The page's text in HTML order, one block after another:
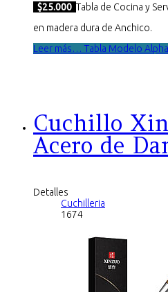
$25.000 Tabla de Cocina y
en madera dura de Anchico.
Leer más… Tabla Modelo Alpha
Cuchillo
Acero de
Detalles
Cuchilleria
1674